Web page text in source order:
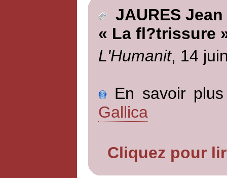
JAURES Jean
« La fl?trissure
L'Humanit, 14
En savoir
Gallica
Cliquez pour